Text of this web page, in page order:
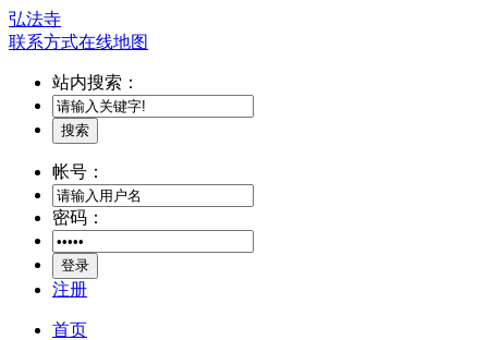
弘法寺
联系方式在线地图
站内搜索：
搜索
帐号：
密码：
登录
注册
首页